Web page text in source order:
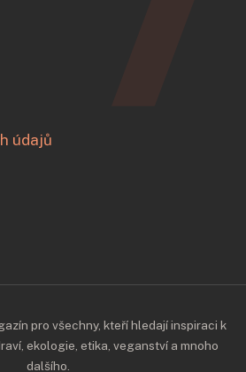
údajů
pro všechny, kteří hledají inspiraci k
ekologie, etika, veganství a mnoho
dalšího.